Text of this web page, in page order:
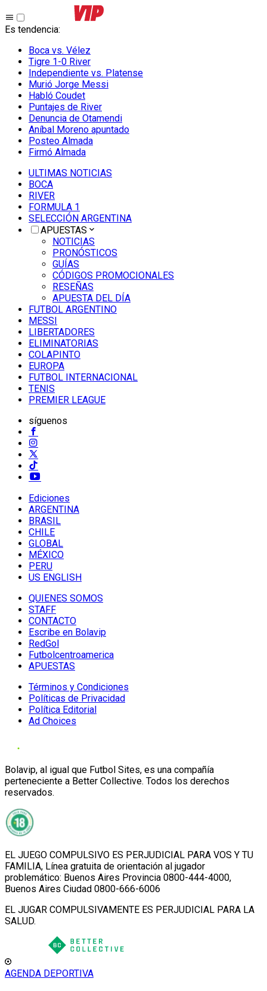
Es tendencia:
Boca vs. Vélez
Tigre 1-0 River
Independiente vs. Platense
Murió Jorge Messi
Habló Coudet
Puntajes de River
Denuncia de Otamendi
Aníbal Moreno apuntado
Posteo Almada
Firmó Almada
ULTIMAS NOTICIAS
BOCA
RIVER
FORMULA 1
SELECCIÓN ARGENTINA
APUESTAS
NOTICIAS
PRONÓSTICOS
GUÍAS
CÓDIGOS PROMOCIONALES
RESEÑAS
APUESTA DEL DÍA
FUTBOL ARGENTINO
MESSI
LIBERTADORES
ELIMINATORIAS
COLAPINTO
EUROPA
FUTBOL INTERNACIONAL
TENIS
PREMIER LEAGUE
síguenos
Ediciones
ARGENTINA
BRASIL
CHILE
GLOBAL
MÉXICO
PERU
US ENGLISH
QUIENES SOMOS
STAFF
CONTACTO
Escribe en Bolavip
RedGol
Futbolcentroamerica
APUESTAS
Términos y Condiciones
Políticas de Privacidad
Política Editorial
Ad Choices
Bolavip, al igual que Futbol Sites, es una compañía
perteneciente a Better Collective. Todos los derechos
reservados.
EL JUEGO COMPULSIVO ES PERJUDICIAL PARA VOS Y TU
FAMILIA, Línea gratuita de orientación al jugador
problemático: Buenos Aires Provincia 0800-444-4000,
Buenos Aires Ciudad 0800-666-6006
EL JUGAR COMPULSIVAMENTE ES PERJUDICIAL PARA LA
SALUD.
AGENDA DEPORTIVA